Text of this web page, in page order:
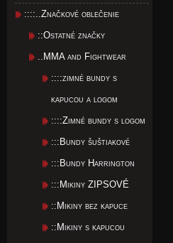
::::..Značkové oblečenie
::Ostatné značky
..MMA and Fightwear
::::zimné bundy s
kapucou a logom
::::Zimné bundy s logom
:::Bundy šuštiakové
:::Bundy Harrington
:::Mikiny ZIPSOVÉ
::Mikiny bez kapuce
::Mikiny s kapucou